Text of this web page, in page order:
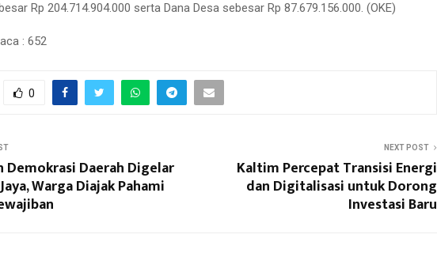
Rp 204.714.904.000 serta Dana Desa sebesar Rp 87.679.156.000. (OKE)
: 652
0
Demokrasi Daerah Digelar
Warga Diajak Pahami
NEXT POST
Kaltim Percepat Transisi Energi
dan Digitalisasi untuk Dorong
Investasi Baru